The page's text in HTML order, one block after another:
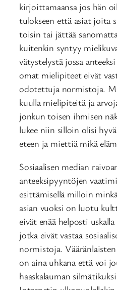
kirjoittamaansa jos hän
tulokseen että asiat joita
toisin tai jättää
kuitenkin syntyy
vätystelystä jossa
omat mielipiteet eivät
odotettuja normistoja.
kuulla mielipiteitä ja
jonkun toisen ihmisen
lukee niin silloin olisi
eteen ja miettiä mikä
Sosiaalisen median
anteeksipyyntöjen
esittämisellä milloin
asian vuoksi on luotu
eivät enää helposti
jotka eivät vastaa
normistoja.
on aina uhkana että voi
haaskalauman